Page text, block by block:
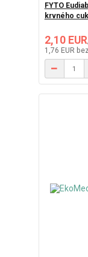
FYTO
krvného
2,10 EUR
1,76 EUR